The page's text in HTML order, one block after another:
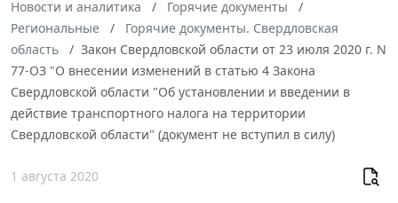
Новости и аналитика
Горячие документы
Региональные
Горячие документы. Свердловская
область
Закон Свердловской области от 23 июля 2020 г. N
77-ОЗ "О внесении изменений в статью 4 Закона
Свердловской области "Об установлении и введении в
действие транспортного налога на территории
Свердловской области" (документ не вступил в силу)
1 августа 2020